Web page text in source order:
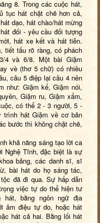
8. Trong các cuộc hát,
tục hát chặt chẽ hơn cả,
dạo, hát chào/hát mừng
đối - yêu cầu đối tượng
hát xe kết và hát tiễn.
tiết tấu rõ ràng, có phách
4 và 6/8. Một bài Giặm
vè (thơ 5 chữ) có nhiều
câu 5 điệp lại câu 4 nên
như: Giặm kể, Giặm nói,
Giặm ru, Giặm xẩm,
có thể 2 - 3 người, 5 -
trình hát Giặm về cơ bản
bước thì không chặt chẽ,
khả năng sáng tạo lời ca
Nghệ Tĩnh, đặc biệt là sự
bảng, các danh sĩ, sĩ
bài hát do họ sáng tác,
đã đi qua. Sự hấp dẫn
việc tự do thể hiện tư
bằng ngôn ngữ địa
âm điệu tự do, hoặc hát
hát cả hai. Bằng lối hát